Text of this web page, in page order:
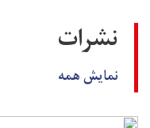
نشرات
نمایش همه